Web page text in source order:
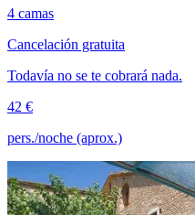
4 camas
Cancelación gratuita
Todavía no se te cobrará nada.
42 €
pers./noche (aprox.)